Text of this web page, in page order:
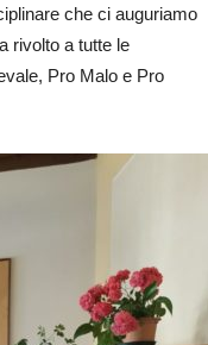
che ci auguriamo
rivolto a tutte le
Pro Malo e Pro